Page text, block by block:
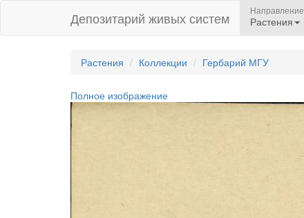
Депозитарий живых систем Направление
Растения
Растения Коллекции Гербарий МГУ
Полное изображение